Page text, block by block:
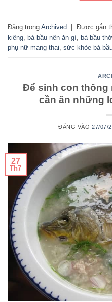
Đăng trong Archived Được gắn
kiêng, bà bầu nên ăn gì, bà bầu
phụ nữ mang thai, sức khỏe bà
Để sinh con thông
cần ăn những
ĐĂNG VÀO27/07/
27
Th7